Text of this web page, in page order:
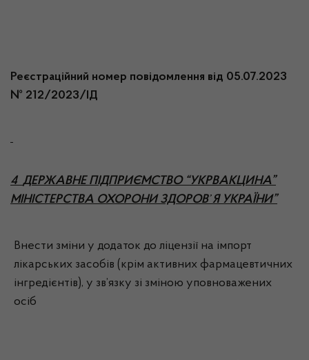
Реєстраційний номер повідомлення від 05.07.2023
№ 212/2023/ІД
4 ДЕРЖАВНЕ ПІДПРИЄМСТВО “УКРВАКЦИНА”
МІНІСТЕРСТВА ОХОРОНИ ЗДОРОВ᾽Я УКРАЇНИ”
Внести зміни у додаток до ліцензії на імпорт
лікарських засобів (крім активних фармацевтичних
інгредієнтів), у зв’язку зі зміною уповноважених
осіб